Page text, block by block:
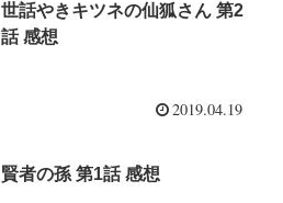
世話やきキツネの仙狐さん 第2
話 感想
2019.04.19
賢者の孫 第1話 感想